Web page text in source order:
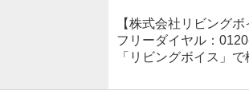
【株式会社リビングボ
フリーダイヤル：
「リビングボイス」で